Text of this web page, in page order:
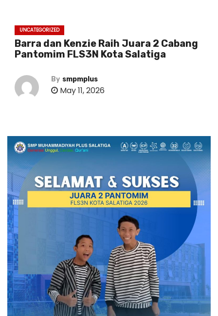
UNCATEGORIZED
Barra dan Kenzie Raih Juara 2 Cabang
Pantomim FLS3N Kota Salatiga
By smpmplus
May 11, 2026